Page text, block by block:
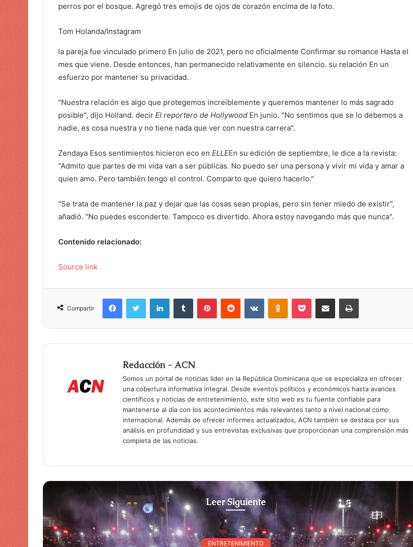
e
t
ó
n
i
o
perros por el bosque. Agregó tres emojis de ojos de corazón encima de la foto.
Tom Holanda/Instagram
la pareja fue vinculado primero En julio de 2021, pero no oficialmente Confirmar su romance Hasta el
mes que viene. Desde entonces, han permanecido relativamente en silencio. su relación En un
esfuerzo por mantener su privacidad.
"Nuestra relación es algo que protegemos increíblemente y queremos mantener lo más sagrado
posible", dijo Holland. decir El reportero de Hollywood En junio. "No sentimos que se lo debemos a
nadie, es cosa nuestra y no tiene nada que ver con nuestra carrera".
Zendaya Esos sentimientos hicieron eco en ELLEEn su edición de septiembre, le dice a la revista:
"Admito que partes de mi vida van a ser públicas. No puedo ser una persona y vivir mi vida y amar a
quien amo. Pero también tengo el control. Comparto que quiero hacerlo."
"Se trata de mantener la paz y dejar que las cosas sean propias, pero sin tener miedo de existir",
añadió. "No puedes esconderte. Tampoco es divertido. Ahora estoy navegando más que nunca".
Contenido relacionado:
Source link
Compartir
Redacción - ACN
Somos un portal de noticias líder en la República Dominicana que se especializa en ofrecer
una cobertura informativa integral. Desde eventos políticos y económicos hasta avances
científicos y noticias de entretenimiento, este sitio web es tu fuente confiable para
mantenerse al día con los acontecimientos más relevantes tanto a nivel nacional como
internacional. Además de ofrecer informes actualizados, ACN también se destaca por sus
análisis en profundidad y sus entrevistas exclusivas que proporcionan una comprensión más
completa de las noticias.
Leer Siguiente
ENTRETENIMIENTO